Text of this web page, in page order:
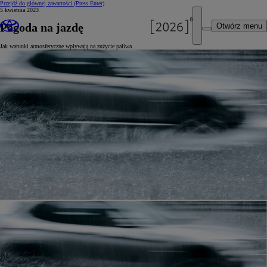
Przejdź do głównej zawartości (Press Enter)
Otwórz menu
5 kwietnia 2023
Pogoda na jazdę
Jak warunki atmosferyczne wpływają na zużycie paliwa